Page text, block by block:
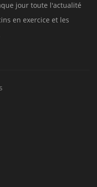
jour toute l'actualité
en exercice et les